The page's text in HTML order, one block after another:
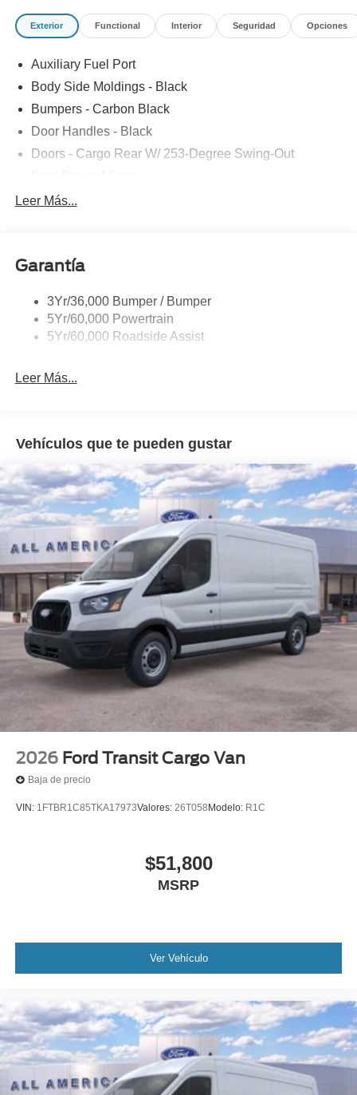
ASSESSMENT
Exterior Functional Interior Seguridad Opciones
Auxiliary Fuel Port
Body Side Moldings - Black
Bumpers - Carbon Black
Door Handles - Black
Doors - Cargo Rear W/ 253-Degree Swing-Out
Easy Fuel Capless Filler
Headlamps - Auto On/Off
Tire Inflator/Sealant Kit
Wipers - Rain-Sensing
Leer Más...
Garantía
3Yr/36,000 Bumper / Bumper
5Yr/60,000 Powertrain
5Yr/60,000 Roadside Assist
Leer Más...
Vehículos que te pueden gustar
2026 Ford Transit Cargo Van
Baja de precio
VIN: 1FTBR1C85TKA17973Valores: 26T058 Modelo: R1C
$51,800
MSRP
Ver Vehículo